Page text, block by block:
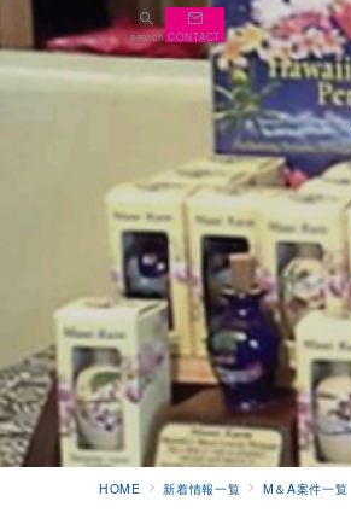
search CONTACT
HOME 新着情報一覧 M＆A案件一覧